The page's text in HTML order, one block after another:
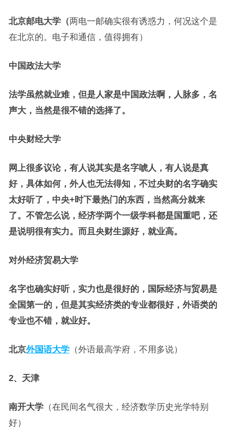
北京邮电大学（两电一邮确实很有诱惑力，何况这个是
在北京的。电子和通信，值得拥有）
中国政法大学
法学虽然就业难，但是人家是中国政法啊，人脉多，名
声大，当然是很不错的选择了。
中央财经大学
网上很多议论，有人说其实是名字唬人，有人说是真
好，具体如何，外人也无法得知，不过央财的名字确实
太好听了，中央+时下最热门的东西，当然高分就来
了。不管怎么说，经济学两个一级学科都是国重吧，还
是说明很有实力。而且央财生源好，就业高。
对外经济贸易大学
名字也确实好听，实力也是很好的，国际经济与贸易是
全国第一的，但是其实经济类的专业都很好，外语类的
专业也不错，就业好。
北京外国语大学（外语最高学府，不用多说）
2、天津
南开大学（在民间名气很大，经济数学历史光学特别
好）